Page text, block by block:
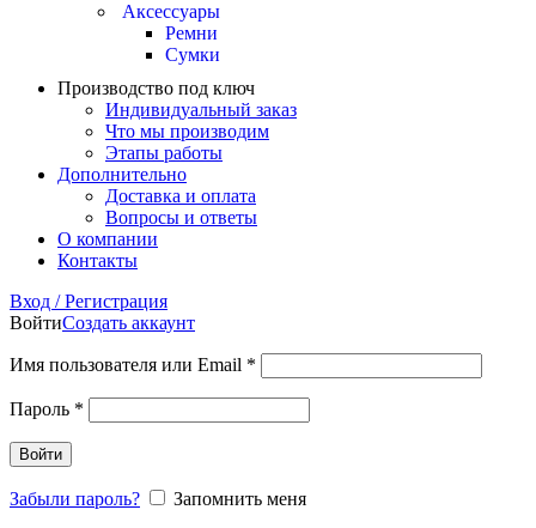
Аксессуары
Ремни
Сумки
Производство под ключ
Индивидуальный заказ
Что мы производим
Этапы работы
Дополнительно
Доставка и оплата
Вопросы и ответы
О компании
Контакты
Вход / Регистрация
ВойтиСоздать аккаунт
Имя пользователя или Email *
Пароль *
Войти
Забыли пароль?
Запомнить меня